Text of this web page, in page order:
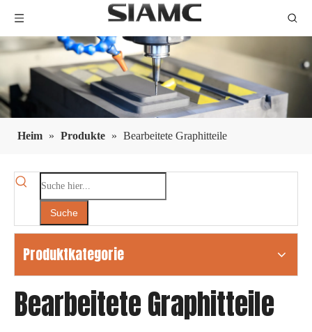
Heim » Produkte » Bearbeitete Graphitteile
Suche
Produktkategorie
Bearbeitete Graphitteile